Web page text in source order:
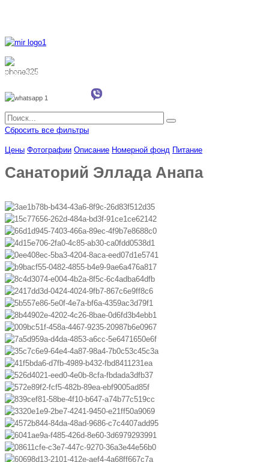
8 962 888 51 55
Сбросить все фильтры
Цены Фотографии Описание Номерной фонд Питание
Санаторий Эллада Анапа